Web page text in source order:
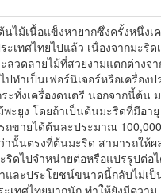
ไม้เนื้อแข็งหายากซึ่งครั้งหนึ่งเ
เทศไทยไปแล้ว เนื่องจากมะริด
ลวดลายไม้ที่สวยงามแตกต่างจา
ทำเป็นเฟอร์นิเจอร์หรือเครื่องป
ะทั่งเครื่องดนตรี นอกจากนี้ต้น
ะยูง โดยถ้าเป็นต้นมะริดที่มีอายุ
ขายได้ต้นละประมาณ 100,000
นั้นตรงที่ต้นมะริด สามารถให้ผ
ริดไปจำหน่ายต่อหรือแปรรูปต่อ
และประโยชน์ขนาดนี้กลับไม่เป็
เทศไทยมากนัก ทำให้ยังมีความ